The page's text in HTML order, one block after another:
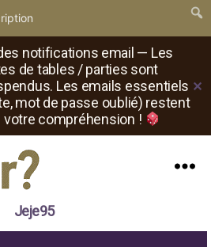
notifications email — Les
de tables / parties sont
Les emails essentiels
mot de passe oublié) restent
votre compréhension !
✕
Jeje95